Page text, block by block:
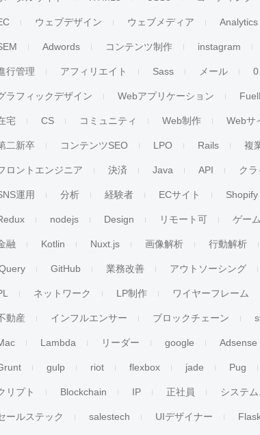
ウェブデザイン ウェブメディア Analytics
Adwords コンテンツ制作 instagram
行管理 アフィリエイト Sass メール
ラフィックデザイン Webアプリケーション
宅 CS コミュニティ Web制作 Webサ
二新卒 コンテンツSEO LPO Rails 複
ロントエンジニア 決済 Java API クラ
運用 分析 経験者 ECサイト Shopify
nodejs Design リモート可 ゲーム
融 Kotlin Nuxt.js 画像解析 行動解析
GitHub 業務改善 アウトソーシング
ネットワーク LP制作 ワイヤーフレーム
動産 インフルエンサー ブロックチェーン
Lambda リーダー google Adsense
gulp riot flexbox jade Pug
リプト Blockchain IP 正社員 システ
ールステック salestech UIデザイナー